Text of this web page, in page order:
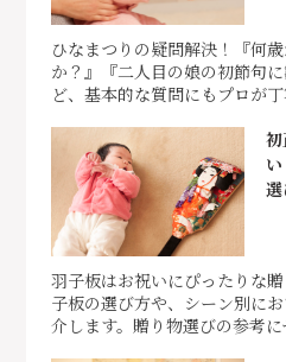
ひなまつりの疑問解決！『何
か？』『二人目の娘の初節句
ど、基本的な質問にもプロが
羽子板はお祝いにぴったりな
子板の選び方や、シーン別に
介します。贈り物選びの参考